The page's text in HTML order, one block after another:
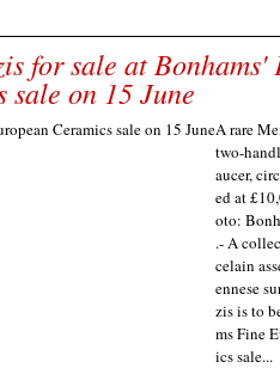
for sale at Bonhams'
sale on 15 June
A rare
two-
aucer,
ed at
oto:
.- A
celain
ennese
zis is to
ms Fine
ics sale...